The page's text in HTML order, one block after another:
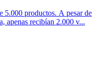
5.000 productos. A pesar de
apenas recibían 2.000 v...